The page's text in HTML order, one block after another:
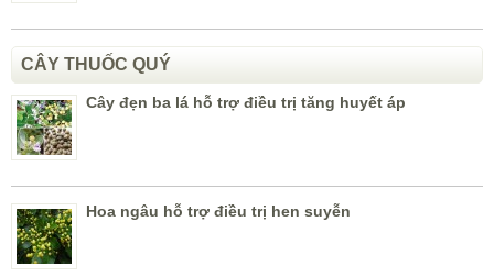
CÂY THUỐC QUÝ
Cây đẹn ba lá hỗ trợ điều trị tăng huyết áp
Hoa ngâu hỗ trợ điều trị hen suyễn